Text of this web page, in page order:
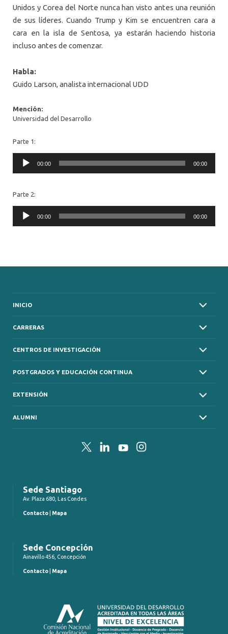
Unidos y Corea del Norte nunca han visto antes una reunión
de sus líderes. Cuando Trump y Kim se encuentren cara a
cara en la isla de Sentosa, ya estarán haciendo historia
incluso antes de comenzar.
Habla:
Guido Larson, analista internacional UDD
Mención:
Universidad del Desarrollo
Parte 1:
Audio
Player
00:00 00:00
Parte 2:
Audio
Player
00:00 00:00
INICIO
CARRERAS
CENTROS DE INVESTIGACIÓN
POSTGRADOS Y EDUCACIÓN CONTINUA
EXTENSIÓN
ALUMNI
TwitterLinkedInYouTubeInstagram
Sede Santiago
Av. Plaza 680, Las Condes
Contacto Mapa
Sede Concepción
Ainavillo 456, Concepción
Contacto Mapa